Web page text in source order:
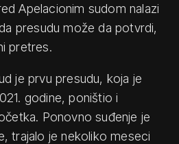
Apelacionim sudom nalazi
presudu može da potvrdi,
pretres.
je prvu presudu, koja je
godine, poništio i
Ponovno suđenje je
trajalo je nekoliko meseci